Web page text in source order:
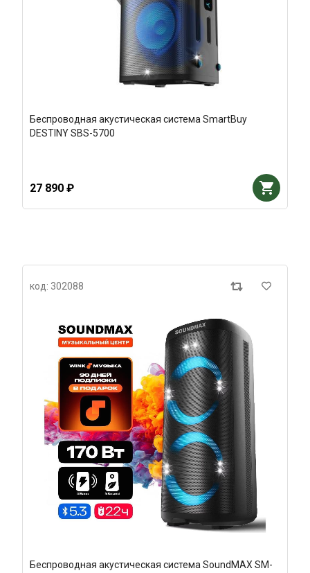
Беспроводная акустическая система SmartBuy
DESTINY SBS-5700
27 890 ₽
код: 302088
Беспроводная акустическая система SoundMAX SM-